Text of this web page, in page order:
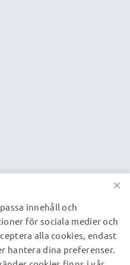
USB B connector
VPC-S60 VPC-S6
go-pros eller
typ av kablar. Se
för mer information.
×
innehåll och
för sociala medier och
alla cookies, endast
hantera dina preferenser.